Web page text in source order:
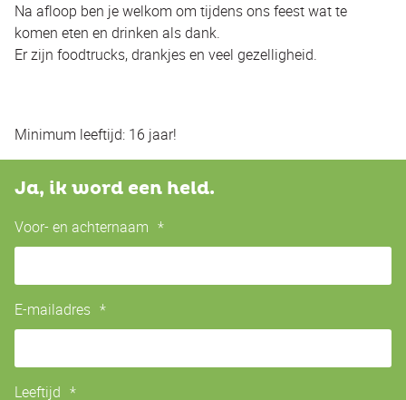
Na afloop ben je welkom om tijdens ons feest wat te
komen eten en drinken als dank.
Er zijn foodtrucks, drankjes en veel gezelligheid.
Minimum leeftijd: 16 jaar!
Ja, ik word een held.
Voor- en achternaam *
E-mailadres *
Leeftijd *